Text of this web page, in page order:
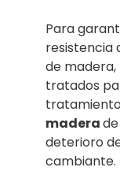
Para
resistencia
de
tratados
madera
deterioro
cambiante.